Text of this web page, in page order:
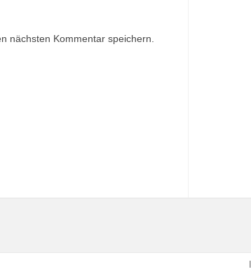
nächsten Kommentar speichern.